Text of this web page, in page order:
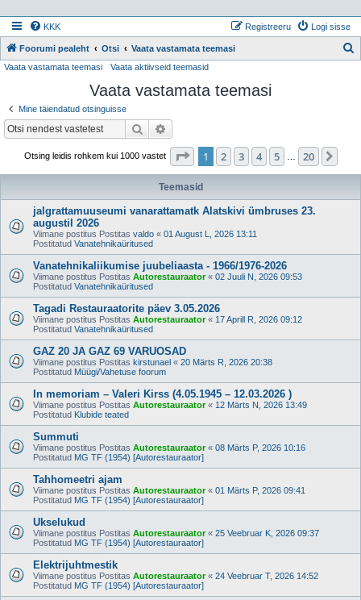
KKK Logi sisse
Registreeru
Foorumi pealeht Otsi Vaata vastamata teemasi
Vaata vastamata teemasi Vaata aktiivseid teemasid
Vaata vastamata teemasi
Mine täiendatud otsinguisse
Otsi
Otsing leidis rohkem kui 1000 vastet 1 . leht20 -st
1 2 3 4 5 20
Teemasid
jalgrattamuuseumi vanarattamatk Alatskivi ümbruses 23.
augustil 2026
Viimane postitus Postitas valdo « 01 August L, 2026 13:11
Postitatud Vanatehnikaüritused
Vanatehnikaliikumise juubeliaasta - 1966/1976-2026
Viimane postitus Postitas Autorestauraator« 02 Juuli N, 2026 09:53
Postitatud Vanatehnikaüritused
Tagadi Restauraatorite päev 3.05.2026
Viimane postitus Postitas Autorestauraator« 17 Aprill R, 2026 09:12
Postitatud Vanatehnikaüritused
GAZ 20 JA GAZ 69 VARUOSAD
Viimane postitus Postitas kirstunael « 20 Märts R, 2026 20:38
Postitatud Müügi/Vahetuse foorum
In memoriam – Valeri Kirss (4.05.1945 – 12.03.2026 )
Viimane postitus Postitas Autorestauraator« 12 Märts N, 2026 13:49
Postitatud Klubide teated
Summuti
Viimane postitus Postitas Autorestauraator« 08 Märts P, 2026 10:16
Postitatud MG TF (1954) [Autorestauraator]
Tahhomeetri ajam
Viimane postitus Postitas Autorestauraator« 01 Märts P, 2026 09:41
Postitatud MG TF (1954) [Autorestauraator]
Ukselukud
Viimane postitus Postitas Autorestauraator« 25 Veebruar K, 2026 09:37
Postitatud MG TF (1954) [Autorestauraator]
Elektrijuhtmestik
Viimane postitus Postitas Autorestauraator« 24 Veebruar T, 2026 14:52
Postitatud MG TF (1954) [Autorestauraator]